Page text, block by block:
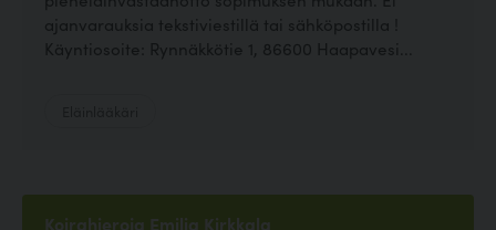
ajanvarauksia tekstiviestillä tai sähköpostilla !
Käyntiosoite: Rynnäkkötie 1, 86600 Haapavesi...
Koirahieroja Emilia Kirkkala